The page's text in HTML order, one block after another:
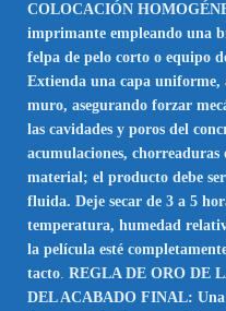
COLOCACIÓN
imprimante empleando una
felpa de pelo corto o equipo
Extienda una capa uniforme,
muro, asegurando forzar
las cavidades y poros del
acumulaciones, chorreaduras
material; el producto debe
fluida. Deje secar de 3 a 5
temperatura, humedad
la película esté
tacto REGLA DE ORO DE
DEL ACABADO FINAL: